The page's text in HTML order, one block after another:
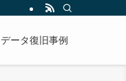
データ復旧事例